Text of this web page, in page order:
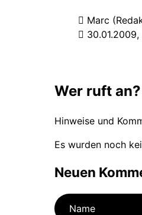
Marc
Wer ruft an?
Hinweise und
Es wurden noch
Neuen
Name